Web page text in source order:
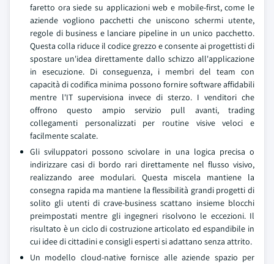
faretto ora siede su applicazioni web e mobile-first, come le
aziende vogliono pacchetti che uniscono schermi utente,
regole di business e lanciare pipeline in un unico pacchetto.
Questa colla riduce il codice grezzo e consente ai progettisti di
spostare un'idea direttamente dallo schizzo all'applicazione
in esecuzione. Di conseguenza, i membri del team con
capacità di codifica minima possono fornire software affidabili
mentre l'IT supervisiona invece di sterzo. I venditori che
offrono questo ampio servizio pull avanti, trading
collegamenti personalizzati per routine visive veloci e
facilmente scalate.
Gli sviluppatori possono scivolare in una logica precisa o
indirizzare casi di bordo rari direttamente nel flusso visivo,
realizzando aree modulari. Questa miscela mantiene la
consegna rapida ma mantiene la flessibilità grandi progetti di
solito gli utenti di crave-business scattano insieme blocchi
preimpostati mentre gli ingegneri risolvono le eccezioni. Il
risultato è un ciclo di costruzione articolato ed espandibile in
cui idee di cittadini e consigli esperti si adattano senza attrito.
Un modello cloud-native fornisce alle aziende spazio per